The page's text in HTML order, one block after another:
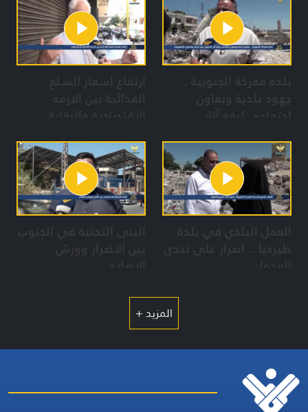
بلدة معركة الجنوبية ..
جهود بلدية وتعاون
إجتماعي لرفع آثار
والمجازر الصهيونية
ارتفاع اسعار السلع
الغذائية بين الازمة
الاقتصادية والرقابة
العمل البلدي في بلدة
طيردبا .. اصرار على تحدي
العدوان
البنى التحتية في الجنوب
بين الاضرار وورش
الاصلاح
المزيد +